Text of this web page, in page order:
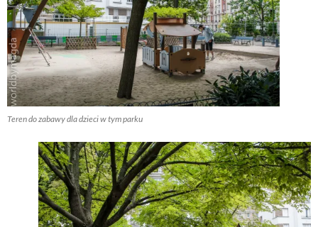
Teren do zabawy dla dzieci w tym parku